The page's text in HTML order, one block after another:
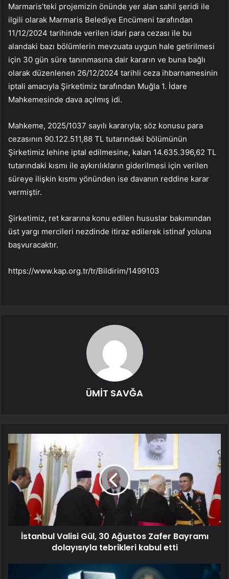
Marmaris’teki projemizin önünde yer alan sahil şeridi ile
ilgili olarak Marmaris Belediye Encümeni tarafından
11/12/2024 tarihinde verilen idari para cezası ile bu
alandaki bazı bölümlerin mevzuata uygun hale getirilmesi
için 30 gün süre tanınmasına dair kararın ve buna bağlı
olarak düzenlenen 26/12/2024 tarihli ceza ihbarnamesinin
iptali amacıyla Şirketimiz tarafından Muğla 1. İdare
Mahkemesinde dava açılmış idi.
Mahkeme, 2025/1037 sayılı kararıyla; söz konusu para
cezasının 90.122.511,88 TL tutarındaki bölümünün
Şirketimiz lehine iptal edilmesine, kalan 14.635.396,62 TL
tutarındaki kısmı ile aykırılıkların giderilmesi için verilen
süreye ilişkin kısmı yönünden ise davanın reddine karar
vermiştir.
Şirketimiz, ret kararına konu edilen hususlar bakımından
üst yargı mercileri nezdinde itiraz edilerek istinaf yoluna
başvuracaktır.
https://www.kap.org.tr/tr/Bildirim/1499103
ÜMİT SAVĞA
İstanbul Valisi Gül, 30 Ağustos Zafer Bayramı
dolayısıyla tebrikleri kabul etti